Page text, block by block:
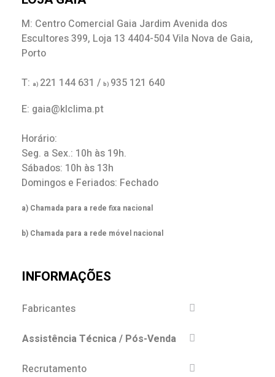
M: Centro Comercial Gaia Jardim Avenida dos
Escultores 399, Loja 13 4404-504 Vila Nova de Gaia,
Porto
T: a) 221 144 631 / b) 935 121 640
E: gaia@klclima.pt
Horário:
Seg. a Sex.: 10h às 19h.
Sábados: 10h às 13h
Domingos e Feriados: Fechado
a) Chamada para a rede fixa nacional
b) Chamada para a rede móvel nacional
INFORMAÇÕES
Fabricantes
Assistência Técnica / Pós-Venda
Recrutamento